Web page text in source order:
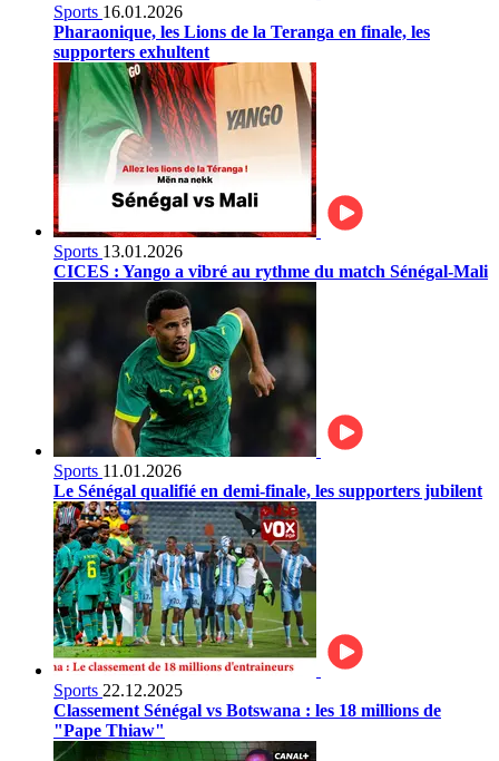
Sports 16.01.2026
Pharaonique, les Lions de la Teranga en finale, les
supporters exhultent
Sports 13.01.2026
CICES : Yango a vibré au rythme du match Sénégal-Mali
Sports 11.01.2026
Le Sénégal qualifié en demi-finale, les supporters jubilent
Sports 22.12.2025
Classement Sénégal vs Botswana : les 18 millions de
"Pape Thiaw"